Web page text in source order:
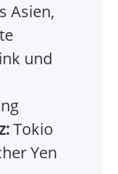
Asien,
und
Tokio
Yen